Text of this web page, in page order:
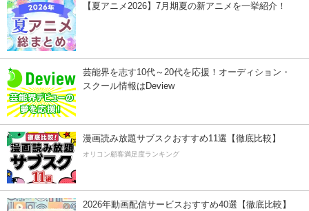
【夏アニメ2026】7月期夏の新アニメを一挙紹介！
芸能界を志す10代～20代を応援！オーディション・
スクール情報はDeview
漫画読み放題サブスクおすすめ11選【徹底比較】
オリコン顧客満足度ランキング
2026年動画配信サービスおすすめ40選【徹底比較】